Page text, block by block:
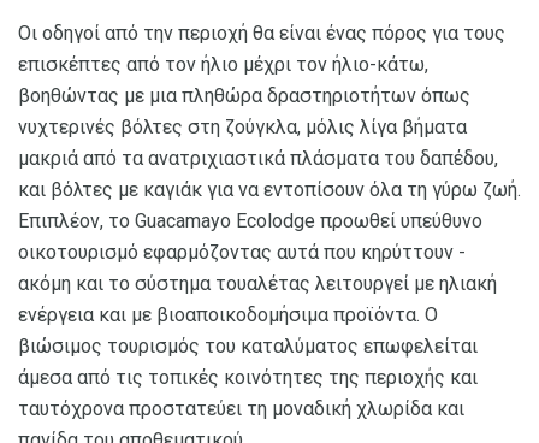
Οι οδηγοί από την περιοχή θα είναι ένας πόρος για τους
επισκέπτες από τον ήλιο μέχρι τον ήλιο-κάτω,
βοηθώντας με μια πληθώρα δραστηριοτήτων όπως
νυχτερινές βόλτες στη ζούγκλα, μόλις λίγα βήματα
μακριά από τα ανατριχιαστικά πλάσματα του δαπέδου,
και βόλτες με καγιάκ για να εντοπίσουν όλα τη γύρω ζωή.
Επιπλέον, το Guacamayo Ecolodge προωθεί υπεύθυνο
οικοτουρισμό εφαρμόζοντας αυτά που κηρύττουν -
ακόμη και το σύστημα τουαλέτας λειτουργεί με ηλιακή
ενέργεια και με βιοαποικοδομήσιμα προϊόντα. Ο
βιώσιμος τουρισμός του καταλύματος επωφελείται
άμεσα από τις τοπικές κοινότητες της περιοχής και
ταυτόχρονα προστατεύει τη μοναδική χλωρίδα και